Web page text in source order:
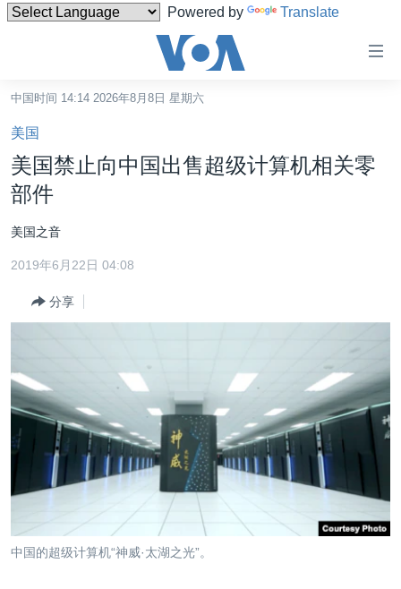
Powered by Translate
碍
链
接
跳
转
内
容
到
航
跳
转
中国
最新国际新闻
中东
欧洲
美洲
分类新闻
人权·法律·宗教
科教·文娱·体健
劳工
热点专题
白宫要闻
国会报道
美中关系
埃博拉疫情
VOA视频
VOA今日焦点
中文广播
中国时间 14:14 2026年8月8日 星期六
美国
美国禁止向中国出售超级计算机相关零
部件
美国之音
2019年6月22日 04:08
分享
中国的超级计算机“神威·太湖之光”。